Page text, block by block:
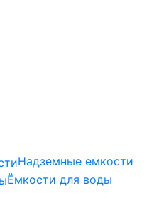
Надземные емкости
Ёмкости для воды